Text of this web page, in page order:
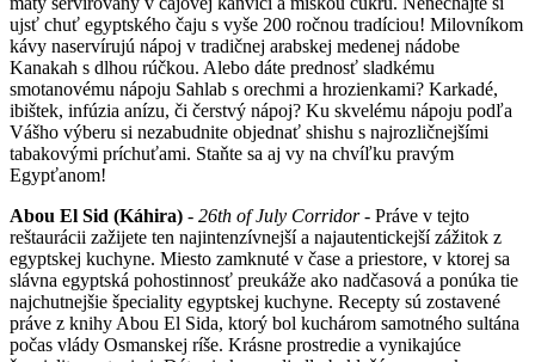
ujsť chuť egyptského čaju s vyše 200 ročnou tradíciou! Milovníkom
kávy naservírujú nápoj v tradičnej arabskej medenej nádobe
Kanakah s dlhou rúčkou. Alebo dáte prednosť sladkému
smotanovému nápoju Sahlab s orechmi a hrozienkami? Karkadé,
ibištek, infúzia anízu, či čerstvý nápoj? Ku skvelému nápoju podľa
Vášho výberu si nezabudnite objednať shishu s najrozličnejšími
tabakovými príchuťami. Staňte sa aj vy na chvíľku pravým
Egypťanom!
Abou El Sid (Káhira) - 26th of July Corridor- Práve v tejto
reštaurácii zažijete ten najintenzívnejší a najautentickejší zážitok z
egyptskej kuchyne. Miesto zamknuté v čase a priestore, v ktorej sa
slávna egyptská pohostinnosť preukáže ako nadčasová a ponúka tie
najchutnejšie špeciality egyptskej kuchyne. Recepty sú zostavené
práve z knihy Abou El Sida, ktorý bol kuchárom samotného sultána
počas vlády Osmanskej ríše. Krásne prostredie a vynikajúce